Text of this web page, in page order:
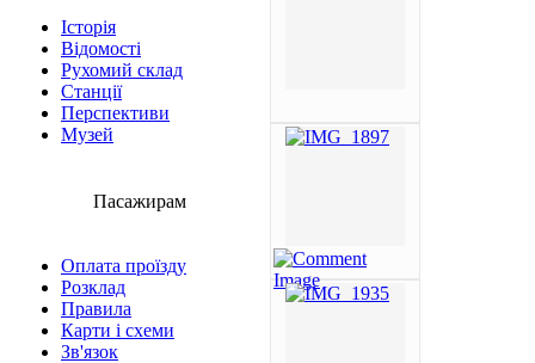
Історія
Відомості
Рухомий склад
Станції
Перспективи
Музей
Пасажирам
Оплата проїзду
Розклад
Правила
Карти і схеми
Зв'язок